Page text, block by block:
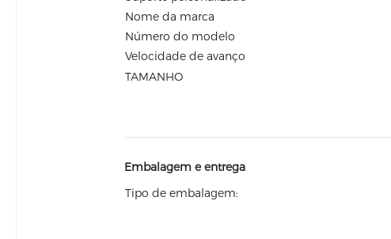
Nome da marca
Número do modelo
Velocidade de avanço
TAMANHO
Embalagem e entrega
Tipo de embalagem: